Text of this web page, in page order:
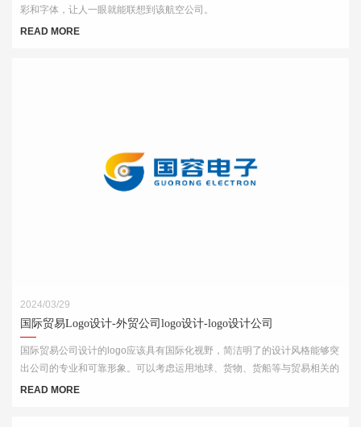
彩和字体，让人一眼就能联想到该航空公司。
READ MORE
2024/03/29
国际贸易Logo设计-外贸公司logo设计-logo设计公司
国际贸易公司设计的logo应该具有国际化视野，简洁明了的设计风格能够突
出公司的专业和可靠形象。可以考虑运用地球、货物、货船等与贸易相关的
元素，结合简洁的字体和线条，突出公司的国际化特点。
READ MORE